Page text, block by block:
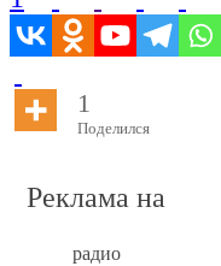
1
Поделился
Реклама на
радио